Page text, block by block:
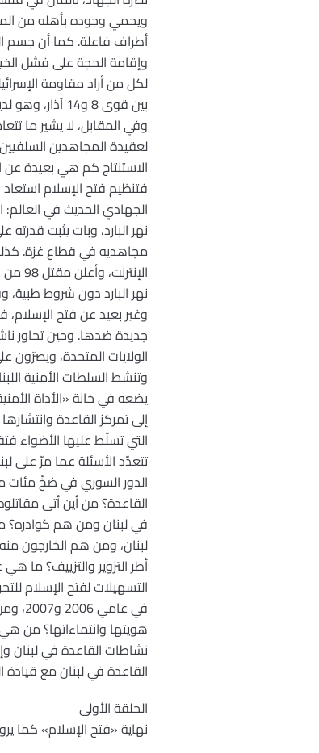
ويحمي وجوده بأهله من
أطراف فاعلة. كما أن جسم
وإقامة الحجة على فشل
لكل من أراد مقاومة
بين قوى 8 و14 آذار، وهو لديه ما لديه من صراعات مع الأميركيين ومن يتبعونهم.
وفي المقابل، لا يشير ما
لعقيدة المجاهدين
الاستنتاج كم هي بعيدة
فتنظيم فتح الإسلام استعاد
الجهادي الحديث في
نهر البارد، وبات يثبت
مجاهديه في قطاع غزة.
نهر البارد دون شروط طبية،
وغير بعيد عن فتح الإسلام،
جديدة ضدها. وحين تحاور
الولايات المتحدة، ويصرّون
وتنشط السلطات الأمنية
يضعه في خانة «الأداة
إلى تمركز القاعدة
التي تسلّط عليها الأضواء
تتعدّد الأسئلة عما مرّ على
الدور السوري في ضخّ مئات
القاعدة؟ من أين أتى
في لبنان ومن هم كوادره؟
لبنان، ومن هم الخارجون
أطر التزوير والتزييف؟ ما
التسهيلات لفتح الإسلام
في
هويتها وانتماءاتها؟ من
نشاطات القاعدة في لبنان
القاعدة في لبنان مع قيادة
الحلقة الأولى
نهاية «فتح الإسلام» كما